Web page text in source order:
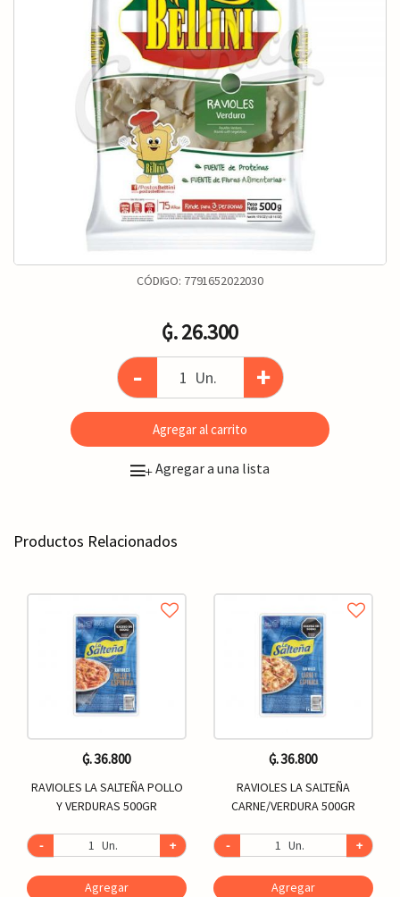
CÓDIGO: 7791652022030
₲. 26.300
- Un. +
Agregar al carrito
+Agregar a una lista
Productos Relacionados
₲. 36.800
RAVIOLES LA SALTEÑA POLLO
Y VERDURAS 500GR
- Un. +
Agregar
₲. 36.800
RAVIOLES LA SALTEÑA
CARNE/VERDURA 500GR
- Un. +
Agregar